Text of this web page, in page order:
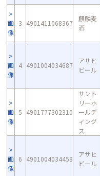
画
像
3 4901411068367
麒麟麦
酒
画
像
4 4901004034687
アサヒ
ビール
画
像
5 4901777302310
サント
リーホ
ールデ
ィング
ス
画
像
6 4901004034458
アサヒ
ビール